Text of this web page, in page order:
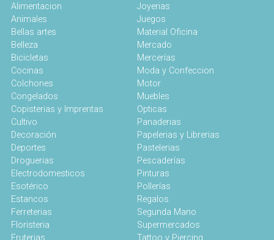
Alimentacion
Animales
Bellas artes
Belleza
Bicicletas
Cocinas
Colchones
Congelados
Copisterias y Imprentas
Cultivo
Decoración
Deportes
Droguerias
Electrodomesticos
Esotérico
Estancos
Ferreterias
Floristeria
Joyerias
Juegos
Material Oficina
Mercado
Mercerías
Moda y Confeccion
Motor
Muebles
Opticas
Panaderias
Papelerias y Librerias
Pastelerias
Pescaderías
Pinturas
Pollerías
Regalos
Segunda Mano
Supermercados